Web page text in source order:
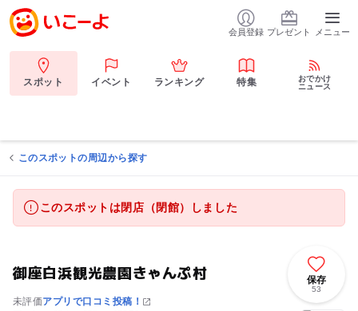
会員登録 プレゼント メニュー
スポット イベント ランキング 特集
おでかけ
ニュース
このスポットの周辺から探す
このスポットは閉店（閉館）しました
御座白浜観光農園きゃんぷ村
未評価アプリで口コミ投稿！
保存
53